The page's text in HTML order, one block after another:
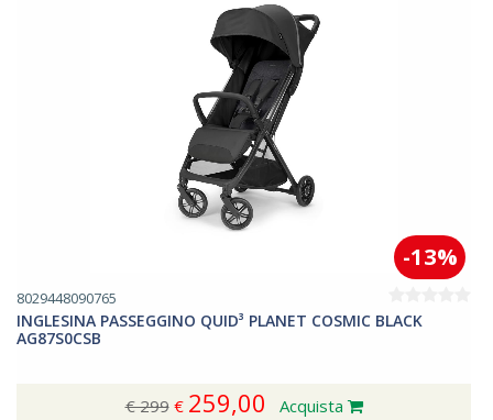
8029448090765
INGLESINA PASSEGGINO QUID³ PLANET COSMIC BLACK
AG87S0CSB
€ 299€ 259,00
-13%
Acquista